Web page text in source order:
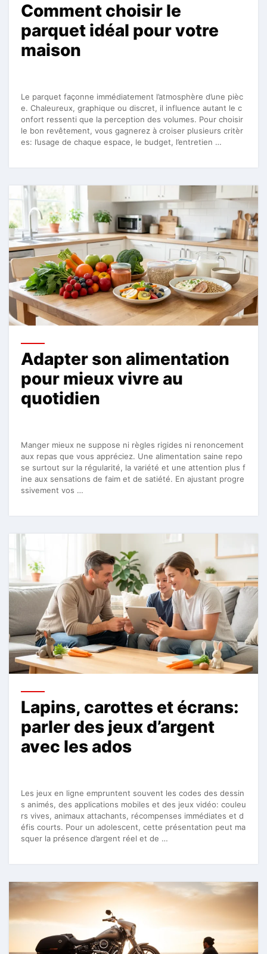
Comment choisir le
parquet idéal pour votre
maison
Le parquet façonne immédiatement l’atmosphère d’une pièc
e. Chaleureux, graphique ou discret, il influence autant le c
onfort ressenti que la perception des volumes. Pour choisir
le bon revêtement, vous gagnerez à croiser plusieurs critèr
es: l’usage de chaque espace, le budget, l’entretien …
Adapter son alimentation
pour mieux vivre au
quotidien
Manger mieux ne suppose ni règles rigides ni renoncement
aux repas que vous appréciez. Une alimentation saine repo
se surtout sur la régularité, la variété et une attention plus f
ine aux sensations de faim et de satiété. En ajustant progre
ssivement vos …
Lapins, carottes et écrans:
parler des jeux d’argent
avec les ados
Les jeux en ligne empruntent souvent les codes des dessin
s animés, des applications mobiles et des jeux vidéo: couleu
rs vives, animaux attachants, récompenses immédiates et d
éfis courts. Pour un adolescent, cette présentation peut ma
squer la présence d’argent réel et de …